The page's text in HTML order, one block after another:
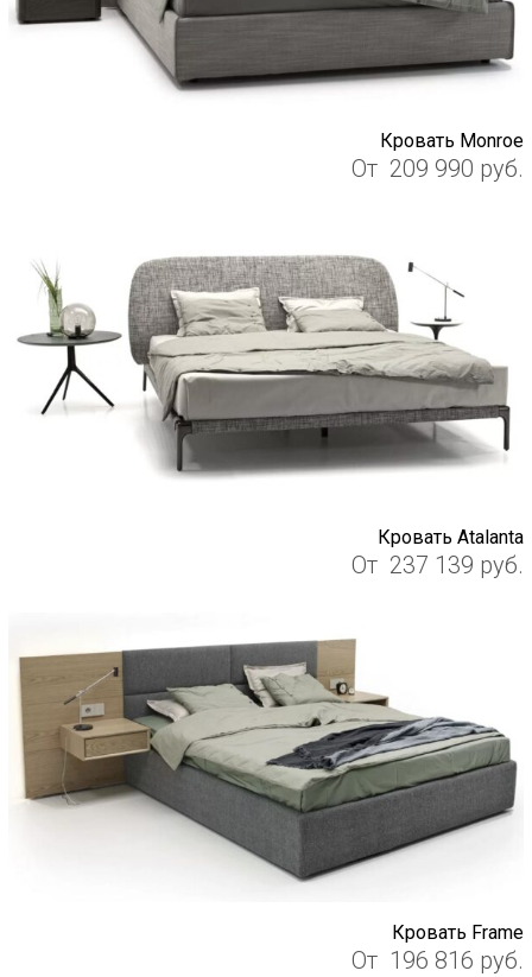
Кровать Monroe
От 209 990 руб.
Кровать Atalanta
От 237 139 руб.
Кровать Frame
От 196 816 руб.